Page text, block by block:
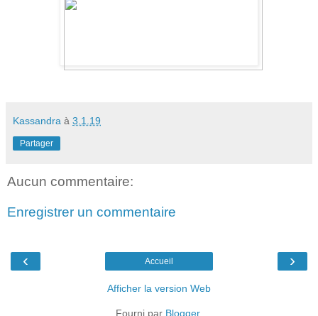
Kassandra à 3.1.19
Partager
Aucun commentaire:
Enregistrer un commentaire
‹ ›
Accueil
Afficher la version Web
Fourni par Blogger.